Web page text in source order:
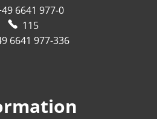
6641 977-0
115
6641 977-336